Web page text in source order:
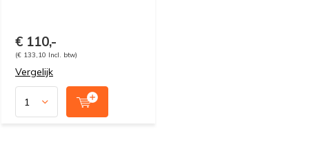
€ 110,-
(€ 133,10 Incl. btw)
Vergelijk